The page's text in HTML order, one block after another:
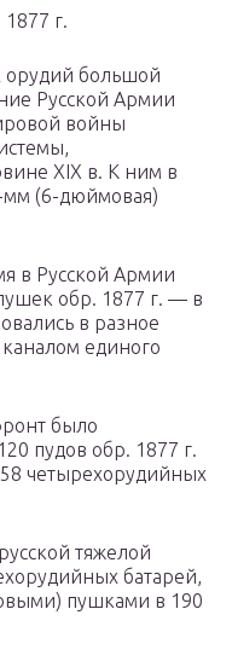
г.
большой
Русской Армии
войны
XIX в. К ним в
мм (6-дюймовая)
в Русской Армии
обр. 1877 г. — в
в разное
единого
было
пудов обр. 1877 г.
четырехорудийных
тяжелой
батарей,
пушками в 190